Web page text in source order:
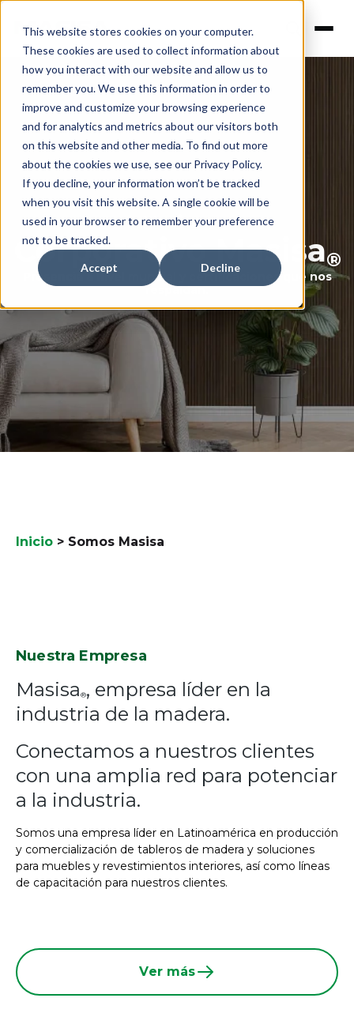
This website stores cookies on your computer.
These cookies are used to collect information about
how you interact with our website and allow us to
remember you. We use this information in order to
improve and customize your browsing experience
and for analytics and metrics about our visitors both
on this website and other media. To find out more
about the cookies we use, see our Privacy Policy.
If you decline, your information won’t be tracked
when you visit this website. A single cookie will be
used in your browser to remember your preference
not to be tracked.
Accept Decline
Masisa®
Corporativo Masisa®
Presencia a nivel mundial y certificaciones que nos
respaldan.
Inicio > Somos Masisa
Nuestra Empresa
Masisa®, empresa líder en la
industria de la madera.
Conectamos a nuestros clientes
con una amplia red para potenciar
a la industria.
Somos una empresa líder en Latinoamérica en producción
y comercialización de tableros de madera y soluciones
para muebles y revestimientos interiores, así como líneas
de capacitación para nuestros clientes.
Ver más